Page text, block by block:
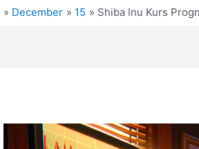
December 15 Shiba Inu Kurs